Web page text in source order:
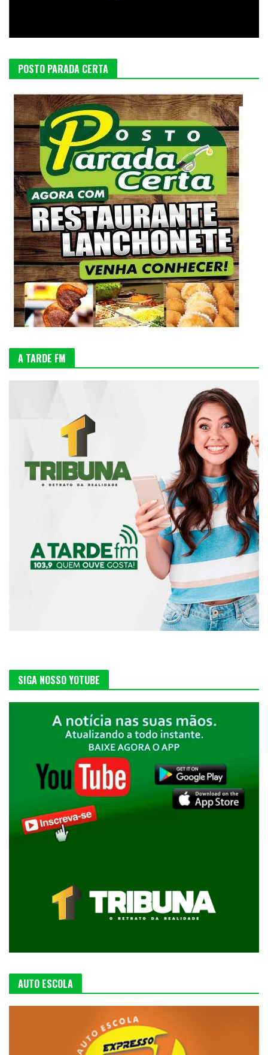
POSTO PARADA CERTA
A TARDE FM
SIGA NOSSO YOTUBE
AUTO ESCOLA